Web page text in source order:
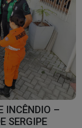
INCÊNDIO –
SERGIPE